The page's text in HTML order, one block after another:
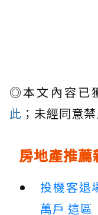
◎本文內容已
此 ；未經同意
房地產推薦
投機客退
萬戶 這區